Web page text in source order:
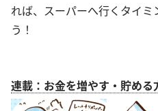
れば、スーパーへ行くタイミ
う！
連載：お金を増やす・貯め